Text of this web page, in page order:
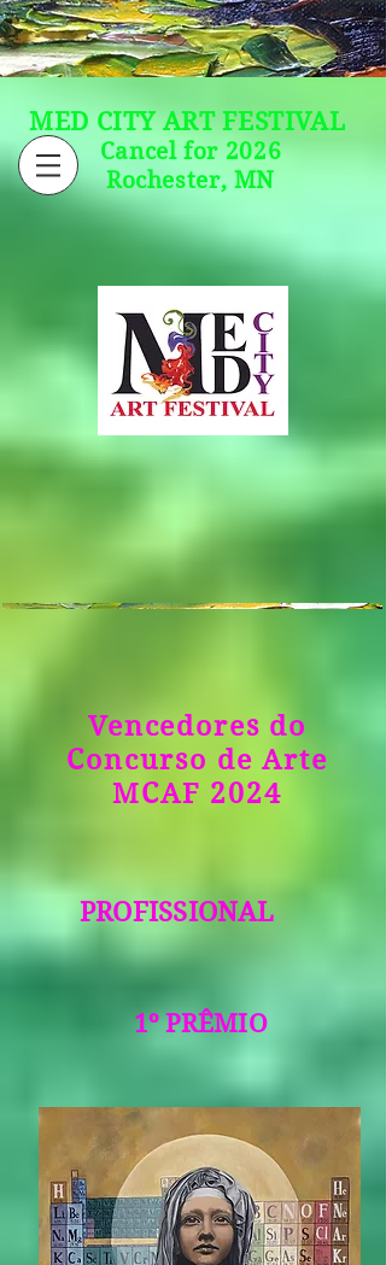
MED CITY ART FESTIVAL
Cancel for 2026
Rochester, MN
Vencedores do
Concurso de Arte
MCAF 2024
PROFISSIONAL
1º PRÊMIO